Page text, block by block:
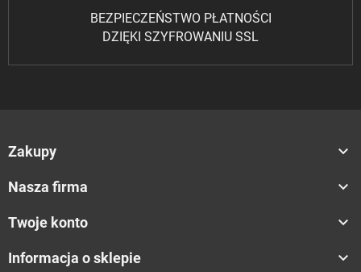
BEZPIECZEŃSTWO PŁATNOŚCI
DZIĘKI SZYFROWANIU SSL
Zakupy 
Nasza firma 
Twoje konto 
Informacja o sklepie 